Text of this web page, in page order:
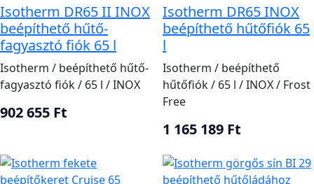
Isotherm DR65 II INOX
beépíthető hűtő-
fagyasztó fiók 65 l
Isotherm / beépíthető hűtő-
fagyasztó fiók / 65 l / INOX
902 655 Ft
Isotherm DR65 INOX
beépíthető hűtőfiók 65
l
Isotherm / beépíthető
hűtőfiók / 65 l / INOX / Frost
Free
1 165 189 Ft